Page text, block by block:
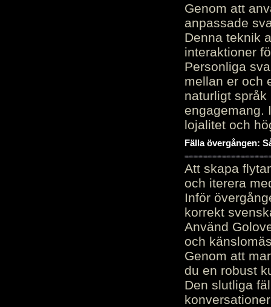
Genom att
anpassade
Denna teknik
interaktioner
Personliga
mellan er och
naturligt
engagemang.
lojalitet och
Fälla övergången:
Att skapa
och iterera
Inför
korrekt
Använd
och
Genom att
du en robust
Den slutliga